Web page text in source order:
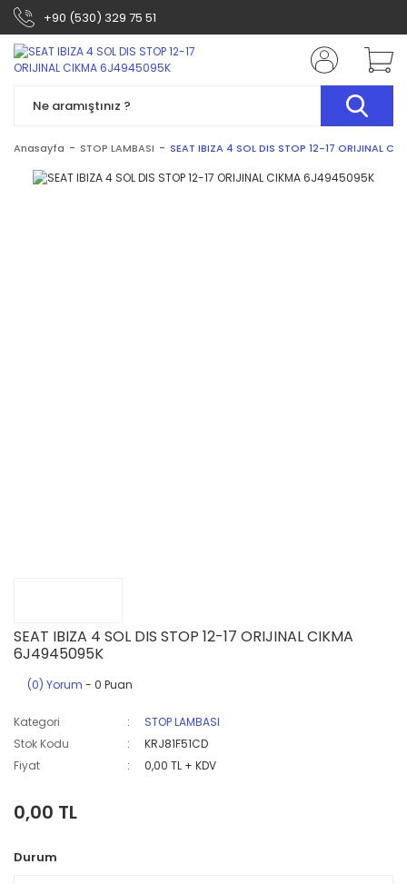
+90 (530) 329 75 51
Anasayfa STOP LAMBASI SEAT IBIZA 4 SOL DIS STOP 12-17 ORIJINAL
SEAT IBIZA 4 SOL DIS STOP 12-17 ORIJINAL CIKMA
6J4945095K
(0) Yorum - 0 Puan
Kategori
STOP LAMBASI
Stok Kodu
KRJ81F51CD
Fiyat
0,00 TL + KDV
0,00 TL
Durum